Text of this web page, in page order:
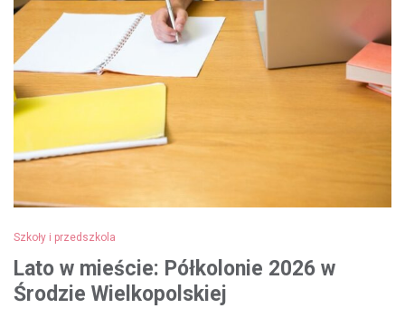
Szkoły i przedszkola
Lato w mieście: Półkolonie 2026 w
Środzie Wielkopolskiej